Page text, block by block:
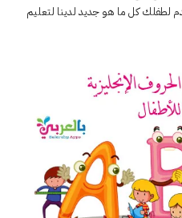
لطفلك كل ما هو جديد لدينا لتعليم